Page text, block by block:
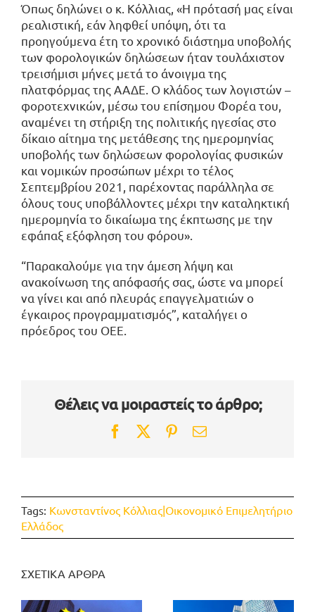
Όπως δηλώνει ο κ. Κόλλιας, «Η πρότασή μας είναι
ρεαλιστική, εάν ληφθεί υπόψη, ότι τα
προηγούμενα έτη το χρονικό διάστημα υποβολής
των φορολογικών δηλώσεων ήταν τουλάχιστον
τρεισήμισι μήνες μετά το άνοιγμα της
πλατφόρμας της ΑΑΔΕ. Ο κλάδος των λογιστών –
φοροτεχνικών, μέσω του επίσημου Φορέα του,
αναμένει τη στήριξη της πολιτικής ηγεσίας στο
δίκαιο αίτημα της μετάθεσης της ημερομηνίας
υποβολής των δηλώσεων φορολογίας φυσικών
και νομικών προσώπων μέχρι το τέλος
Σεπτεμβρίου 2021, παρέχοντας παράλληλα σε
όλους τους υποβάλλοντες μέχρι την καταληκτική
ημερομηνία το δικαίωμα της έκπτωσης με την
εφάπαξ εξόφληση του φόρου».
“Παρακαλούμε για την άμεση λήψη και
ανακοίνωση της απόφασής σας, ώστε να μπορεί
να γίνει και από πλευράς επαγγελματιών ο
έγκαιρος προγραμματισμός”, καταλήγει ο
πρόεδρος του ΟΕΕ.
Θέλεις να μοιραστείς το άρθρο;
Facebook
TwitterPinterest
Email
Tags: Κωνσταντίνος Κόλλιας|Οικονομικό Επιμελητήριο
Ελλάδος
ΣΧΕΤΙΚΑ ΑΡΘΡΑ